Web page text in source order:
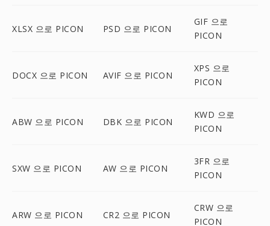
XLSX 으로 PICON PSD 으로 PICON
GIF 으로
PICON
DOCX 으로 PICON AVIF 으로 PICON
XPS 으로
PICON
ABW 으로 PICON DBK 으로 PICON
KWD 으로
PICON
SXW 으로 PICON AW 으로 PICON
3FR 으로
PICON
ARW 으로 PICON CR2 으로 PICON
CRW 으로
PICON